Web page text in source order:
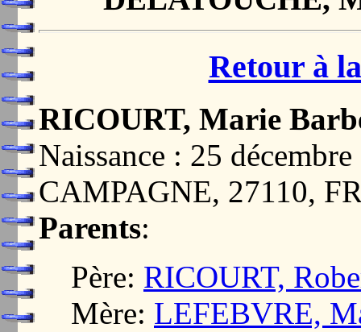
Retour à
RICOURT, Marie
Naissance : 25
CAMPAGNE, 27110,
Parents:
Père: RICOURT,
Mère: LEFEBVRE,